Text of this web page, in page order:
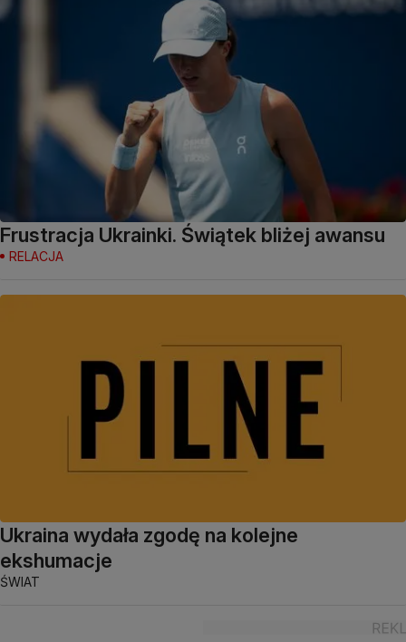
Frustracja Ukrainki. Świątek bliżej awansu
RELACJA
Ukraina wydała zgodę na kolejne
ekshumacje
ŚWIAT